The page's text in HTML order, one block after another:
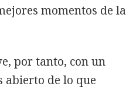
momentos de la
por tanto, con un
abierto de lo que